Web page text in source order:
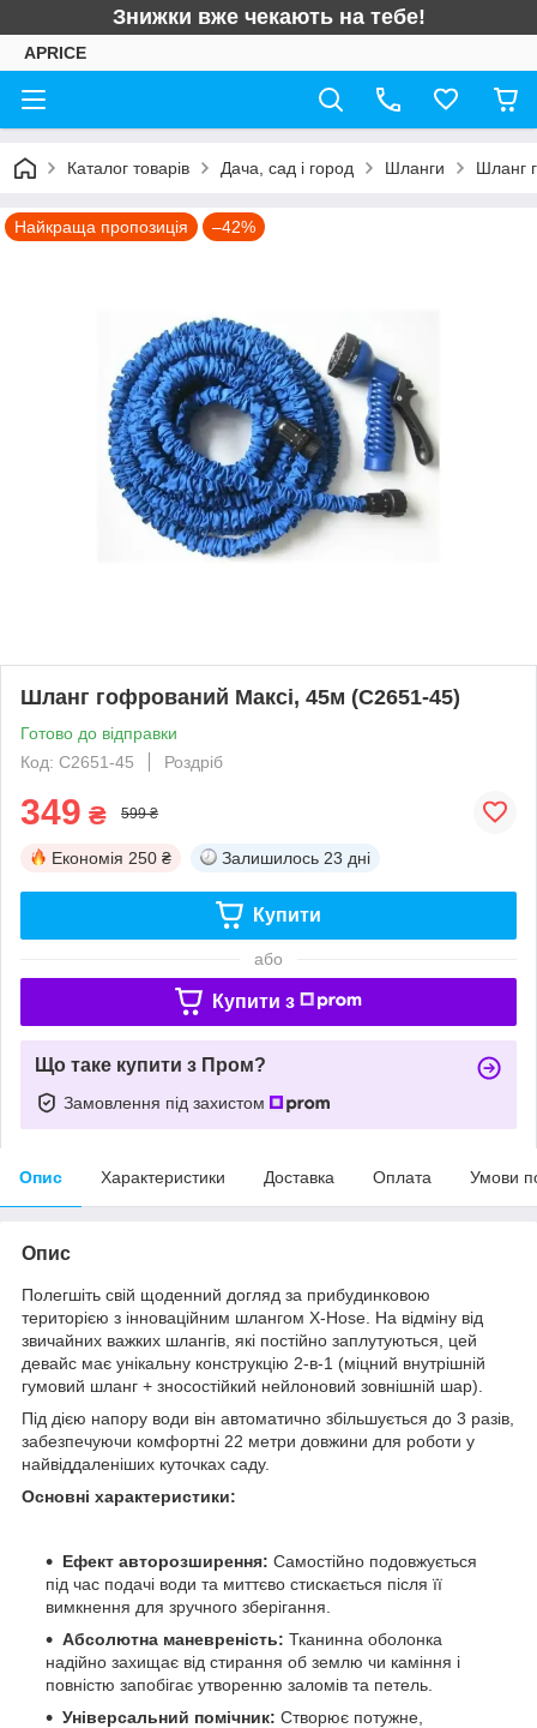
Знижки вже чекають на тебе!
APRICE
Каталог товарів Дача, сад і город Шланги Шланг
Найкраща пропозиція –42%
Шланг гофрований Максі, 45м (C2651-45)
Готово до відправки
Код: C2651-45
Роздріб
349 ₴ 599 ₴
Економія 250 ₴ Залишилось 23 дні
Купити
або
Купити з
Що таке купити з Пром?
Замовлення під захистом
Опис Характеристики Доставка Оплата Умови
Опис
Полегшіть свій щоденний догляд за прибудинковою
територією з інноваційним шлангом X-Hose. На відміну від
звичайних важких шлангів, які постійно заплутуються, цей
девайс має унікальну конструкцію 2-в-1 (міцний внутрішній
гумовий шланг + зносостійкий нейлоновий зовнішній шар).
Під дією напору води він автоматично збільшується до 3 разів,
забезпечуючи комфортні 22 метри довжини для роботи у
найвіддаленіших куточках саду.
Основні характеристики:
Ефект авторозширення: Самостійно подовжується
під час подачі води та миттєво стискається після її
вимкнення для зручного зберігання.
Абсолютна маневреність: Тканинна оболонка
надійно захищає від стирання об землю чи каміння і
повністю запобігає утворенню заломів та петель.
Універсальний помічник: Створює потужне,